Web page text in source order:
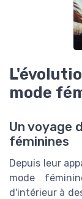
mode
Un voyage
féminines
Depuis leur
mode
d'intérieur à